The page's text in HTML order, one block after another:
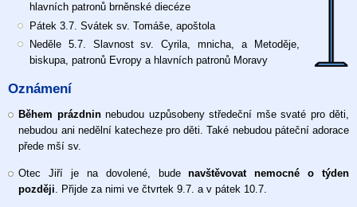
liturgickém
mezidobí,
6.
hlavních patronů brněnské diecéze
Pátek 3.7. Svátek sv. Tomáše, apoštola
Neděle 5.7. Slavnost sv. Cyrila, mnicha, a Metoděje,
biskupa, patronů Evropy a hlavních patronů Moravy
Oznámení
Během prázdninnebudou uzpůsobeny středeční mše svaté pro děti,
nebudou ani nedělní katecheze pro děti. Také nebudou páteční adorace
přede mší sv.
Otec Jiří je na dovolené, budenavštěvovat nemocné o týden
později . Přijde za nimi ve čtvrtek 9.7. a v pátek 10.7.